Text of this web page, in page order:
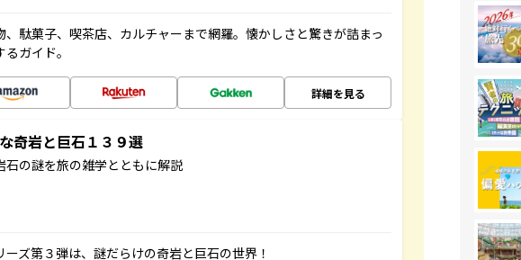
駄菓子、喫茶店、カルチャーまで網羅。懐かしさと驚きが詰まっ
ガイド。
詳細を見る
奇岩と巨石１３９選
の謎を旅の雑学とともに解説
ーズ第３弾は、謎だらけの奇岩と巨石の世界！